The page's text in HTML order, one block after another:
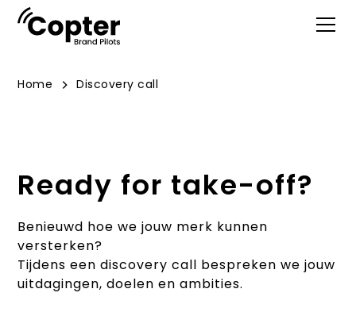
Home Discovery call
Ready for take-off?
Benieuwd hoe we jouw merk kunnen
versterken?
Tijdens een discovery call bespreken we jouw
uitdagingen, doelen en ambities.